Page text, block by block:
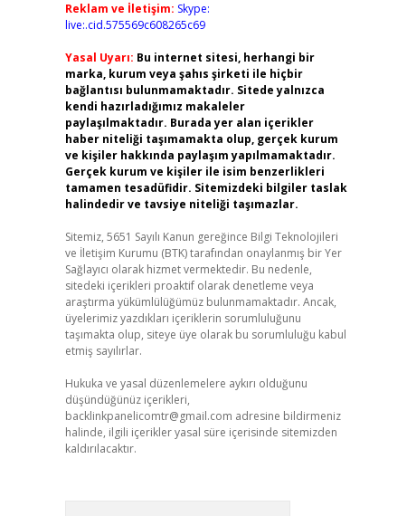
Reklam ve İletişim: Skype:
live:.cid.575569c608265c69
Yasal Uyarı: Bu internet sitesi, herhangi bir
marka, kurum veya şahıs şirketi ile hiçbir
bağlantısı bulunmamaktadır. Sitede yalnızca
kendi hazırladığımız makaleler
paylaşılmaktadır. Burada yer alan içerikler
haber niteliği taşımamakta olup, gerçek kurum
ve kişiler hakkında paylaşım yapılmamaktadır.
Gerçek kurum ve kişiler ile isim benzerlikleri
tamamen tesadüfidir. Sitemizdeki bilgiler taslak
halindedir ve tavsiye niteliği taşımazlar.
Sitemiz, 5651 Sayılı Kanun gereğince Bilgi Teknolojileri
ve İletişim Kurumu (BTK) tarafından onaylanmış bir Yer
Sağlayıcı olarak hizmet vermektedir. Bu nedenle,
sitedeki içerikleri proaktif olarak denetleme veya
araştırma yükümlülüğümüz bulunmamaktadır. Ancak,
üyelerimiz yazdıkları içeriklerin sorumluluğunu
taşımakta olup, siteye üye olarak bu sorumluluğu kabul
etmiş sayılırlar.
Hukuka ve yasal düzenlemelere aykırı olduğunu
düşündüğünüz içerikleri,
backlinkpanelicomtr@gmail.com adresine bildirmeniz
halinde, ilgili içerikler yasal süre içerisinde sitemizden
kaldırılacaktır.